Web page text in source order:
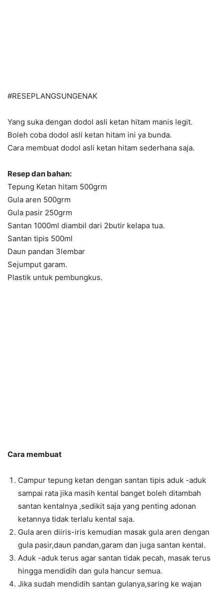
#RESEPLANGSUNGENAK
Yang suka dengan dodol asli ketan hitam manis legit.
Boleh coba dodol asli ketan hitam ini ya bunda.
Cara membuat dodol asli ketan hitam sederhana saja.
Resep dan bahan:
Tepung Ketan hitam 500grm
Gula aren 500grm
Gula pasir 250grm
Santan 1000ml diambil dari 2butir kelapa tua.
Santan tipis 500ml
Daun pandan 3lembar
Sejumput garam.
Plastik untuk pembungkus.
Cara membuat
Campur tepung ketan dengan santan tipis aduk -aduk
sampai rata jika masih kental banget boleh ditambah
santan kentalnya ,sedikit saja yang penting adonan
ketannya tidak terlalu kental saja.
Gula aren diiris-iris kemudian masak gula aren dengan
gula pasir,daun pandan,garam dan juga santan kental.
Aduk -aduk terus agar santan tidak pecah, masak terus
hingga mendidih dan gula hancur semua.
Jika sudah mendidih santan gulanya,saring ke wajan